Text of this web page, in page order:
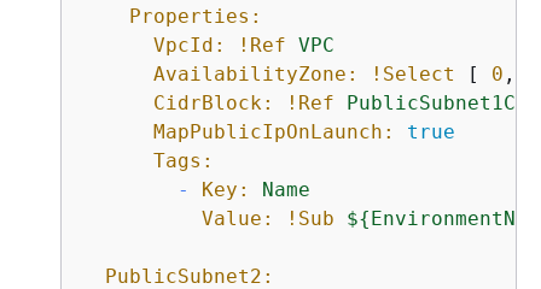
Properties:
VpcId:
!Ref VPC
AvailabilityZone:
!Select [ 0 ,
CidrBlock:
!Ref
MapPublicIpOnLaunch:
true
Tags:
-
Key:
Name
Value:
!Sub ${
PublicSubnet2: